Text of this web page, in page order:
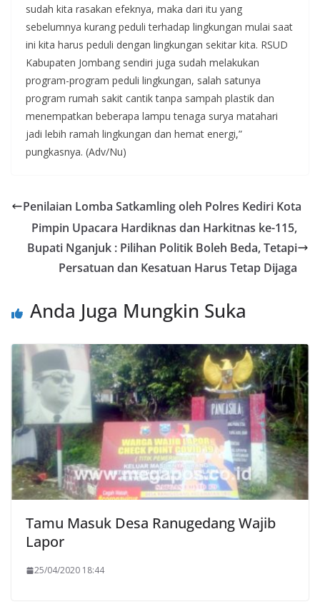
sudah kita rasakan efeknya, maka dari itu yang
sebelumnya kurang peduli terhadap lingkungan mulai saat
ini kita harus peduli dengan lingkungan sekitar kita. RSUD
Kabupaten Jombang sendiri juga sudah melakukan
program-program peduli lingkungan, salah satunya
program rumah sakit cantik tanpa sampah plastik dan
menempatkan beberapa lampu tenaga surya matahari
jadi lebih ramah lingkungan dan hemat energi,”
pungkasnya. (Adv/Nu)
Penilaian Lomba Satkamling oleh Polres Kediri Kota
Pimpin Upacara Hardiknas dan Harkitnas ke-115,
Bupati Nganjuk : Pilihan Politik Boleh Beda, Tetapi
Persatuan dan Kesatuan Harus Tetap Dijaga
Anda Juga Mungkin Suka
Tamu Masuk Desa Ranugedang Wajib
Lapor
25/04/2020 18:44